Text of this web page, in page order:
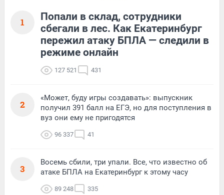
1
Попали в склад, сотрудники
сбегали в лес. Как Екатеринбург
пережил атаку БПЛА — следили в
режиме онлайн
127 521 431
2
«Может, буду игры создавать»: выпускник
получил 391 балл на ЕГЭ, но для поступления в
вуз они ему не пригодятся
96 337 41
3
Восемь сбили, три упали. Все, что известно об
атаке БПЛА на Екатеринбург к этому часу
89 248 335